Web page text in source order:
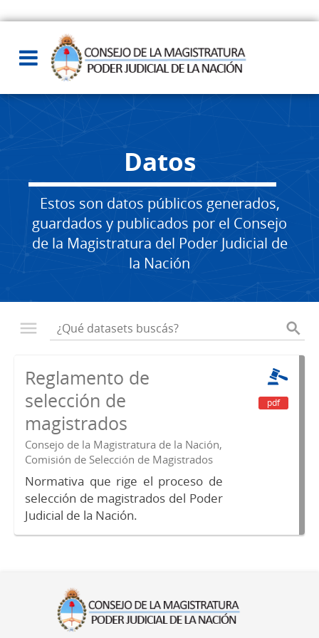
Datos
Estos son datos públicos generados,
guardados y publicados por el Consejo
de la Magistratura del Poder Judicial de
la Nación
Reglamento de
selección de
magistrados
Consejo de la Magistratura de la Nación,
Comisión de Selección de Magistrados
Normativa que rige el proceso de
selección de magistrados del Poder
Judicial de la Nación.
pdf